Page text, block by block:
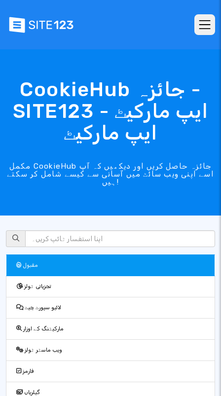
CookieHub جائزہ -
SITE123 ایپ مارکیٹ -
ایپ مارکیٹ
مکمل CookieHub جائزہ حاصل کریں اور دیکھیں کہ آپ
اسے اپنی ویب سائٹ میں آسانی سے کیسے شامل کر سکتے
ہیں!
مقبول
تجزیاتی ٹولز
لائیو سپورٹ چیٹ
مارکیٹنگ کے اوزار
ویب ماسٹر ٹولز
فارمز
گیلریاں